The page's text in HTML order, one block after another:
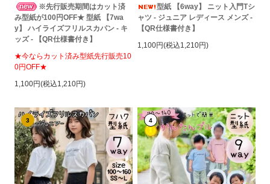
※先行販売期間はカット済
み型紙が100円OFF★ 型紙 【7wa
y】 ハイライズフリルスカパン - キ
ッズ - 【QR仕様書付き】
★今ならカット済み型紙先行販売10
0円OFF★
1,100円(税込1,210円)
型紙 【6way】 ニット入門Tシ
ャツ - ジュニア レディース メンズ -
【QR仕様書付き】
1,100円(税込1,210円)
3 4